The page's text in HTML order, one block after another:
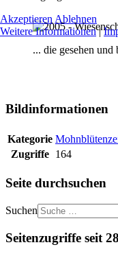
... die gesehen
Bildinformationen
Kategorie
Zugriffe 164
Seite durchsuchen
Suchen
Seitenzugriffe seit
Akzeptieren Ablehnen
Weitere Informationen|